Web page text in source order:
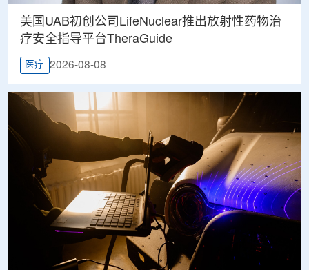
美国UAB初创公司LifeNuclear推出放射性药物治
疗安全指导平台TheraGuide
医疗 2026-08-08